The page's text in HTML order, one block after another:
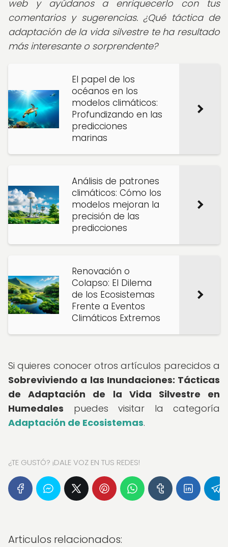
web y ayúdanos a enriquecerlo con tus
comentarios y sugerencias. ¿Qué táctica de
adaptación de la vida silvestre te ha resultado
más interesante o sorprendente?
El papel de los
océanos en los
modelos climáticos:
Profundizando en las
predicciones
marinas
Análisis de patrones
climáticos: Cómo los
modelos mejoran la
precisión de las
predicciones
Renovación o
Colapso: El Dilema
de los Ecosistemas
Frente a Eventos
Climáticos Extremos
Si quieres conocer otros artículos parecidos a
Sobreviviendo a las Inundaciones: Tácticas
de Adaptación de la Vida Silvestre en
Humedales puedes visitar la categoría
Adaptación de Ecosistemas.
¿TE GUSTÓ? ¡DALE VOZ EN TUS REDES!
Articulos relacionados: